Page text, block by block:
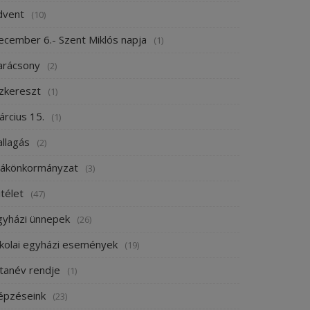
(10)
6.- Szent Miklós napja (1)
(2)
(1)
15. (1)
(2)
(3)
(47)
ünnepek (26)
egyházi események (19)
rendje (1)
(23)